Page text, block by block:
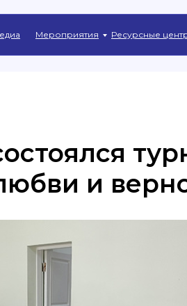
Ресурсные
Мероприятия
и